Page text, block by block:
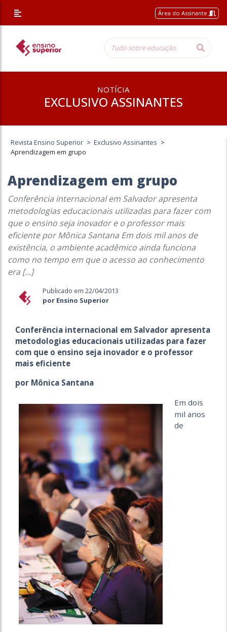
Área do Assinante
NOTÍCIA
EXCLUSIVO ASSINANTES
Revista Ensino Superior > Exclusivo Assinantes >
Aprendizagem em grupo
Aprendizagem em grupo
Conferência internacional em Salvador apresenta
metodologias educacionais utilizadas para fazer com
que o ensino seja inovador e o professor mais
eficiente por Mônica Santana Em dois mil anos de
existência, o ambiente acadêmico ainda funciona
como no tempo em que o acesso ao conhecimento
era […]
Publicado em 22/04/2013
por Ensino Superior
Conferência internacional em Salvador apresenta
metodologias educacionais utilizadas para fazer
com que o ensino seja inovador e o professor
mais eficiente
por Mônica Santana
Em dois
mil anos
de